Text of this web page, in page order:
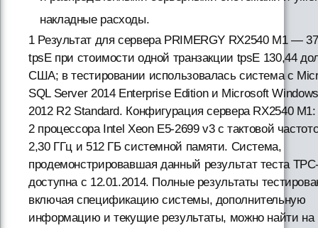
накладные расходы.
1 Результат для сервера PRIMERGY RX2540 M1 —
tpsE при стоимости одной транзакции tpsE 130,44
США; в тестировании использовалась система с
SQL Server 2014 Enterprise Edition и Microsoft
2012 R2 Standard. Конфигурация сервера RX2540 M1:
2 процессора Intel Xeon E5-2699 v3 с тактовой
2,30 ГГц и 512 ГБ системной памяти. Система,
продемонстрировавшая данный результат теста
доступна с 12.01.2014. Полные результаты
включая спецификацию системы, дополнительную
информацию и текущие результаты, можно найти на